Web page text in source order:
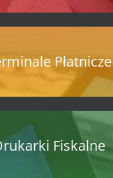
Płatnicze
Fiskalne